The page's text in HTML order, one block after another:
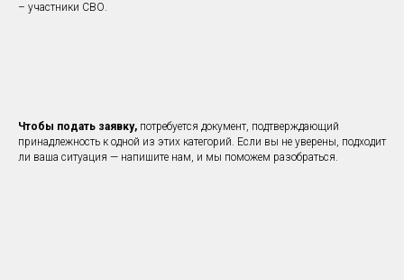
– участники СВО.
Чтобы подать заявку, потребуется документ, подтверждающий
принадлежность к одной из этих категорий. Если вы не уверены, подходит
ли ваша ситуация — напишите нам, и мы поможем разобраться.